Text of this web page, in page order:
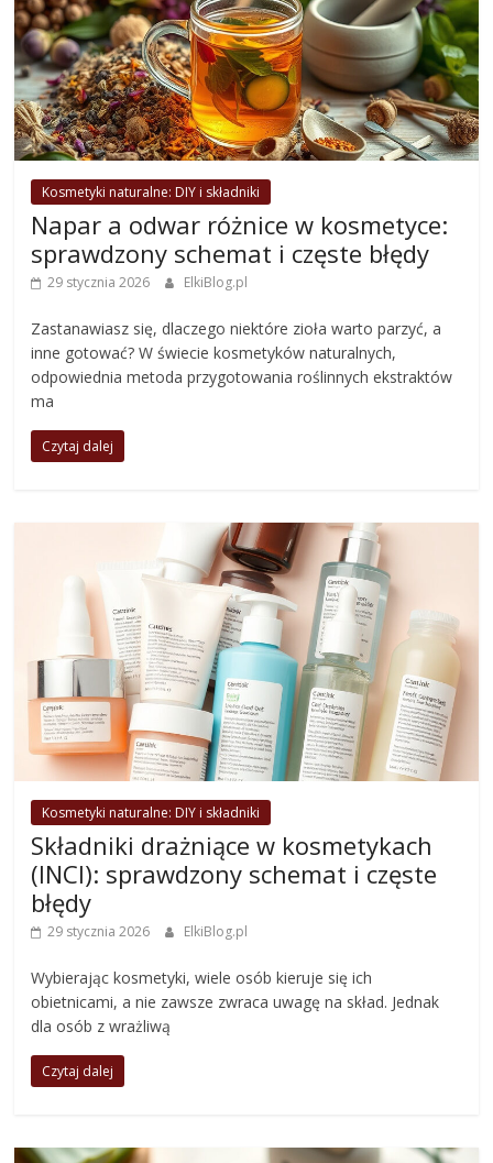
Kosmetyki naturalne: DIY i składniki
Napar a odwar różnice w kosmetyce:
sprawdzony schemat i częste błędy
29 stycznia 2026 ElkiBlog.pl
Zastanawiasz się, dlaczego niektóre zioła warto parzyć, a
inne gotować? W świecie kosmetyków naturalnych,
odpowiednia metoda przygotowania roślinnych ekstraktów
ma
Czytaj dalej
Kosmetyki naturalne: DIY i składniki
Składniki drażniące w kosmetykach
(INCI): sprawdzony schemat i częste
błędy
29 stycznia 2026 ElkiBlog.pl
Wybierając kosmetyki, wiele osób kieruje się ich
obietnicami, a nie zawsze zwraca uwagę na skład. Jednak
dla osób z wrażliwą
Czytaj dalej